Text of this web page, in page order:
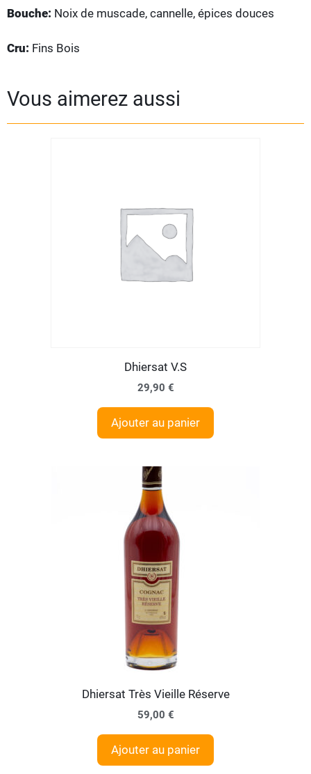
Bouche: Noix de muscade, cannelle, épices douces
Cru: Fins Bois
Vous aimerez aussi
Dhiersat V.S
29,90 €
Ajouter au panier
Dhiersat Très Vieille Réserve
59,00 €
Ajouter au panier